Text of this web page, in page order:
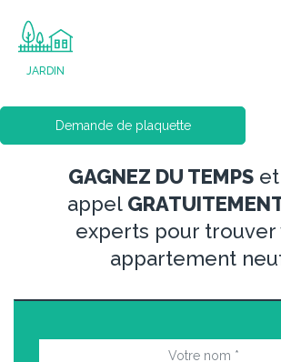
JARDIN
Demande de plaquette
GAGNEZ DU TEMPS
appel
experts pour trouver
appartement